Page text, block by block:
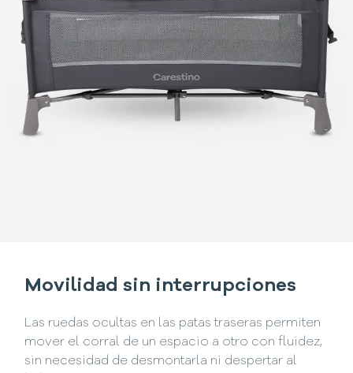
Movilidad sin interrupciones
Las ruedas ocultas en las patas traseras permiten
mover el corral de un espacio a otro con fluidez,
sin necesidad de desmontarla ni despertar al